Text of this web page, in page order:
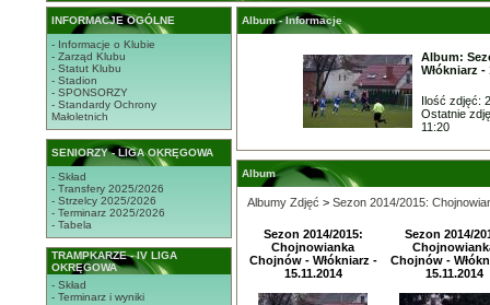
INFORMACJE OGÓLNE
- Informacje o Klubie
- Zarząd Klubu
- Statut Klubu
- Stadion
- SPONSORZY
- Standardy Ochrony
Małoletnich
SENIORZY - LIGA OKRĘGOWA
- Skład
- Transfery 2025/2026
- Strzelcy 2025/2026
- Terminarz 2025/2026
- Tabela
TRAMPKARZE - IV LIGA
OKRĘGOWA
- Skład
- Terminarz i wyniki
Album - Informacje
Album:
Włókniarz -
Ilość zdjęć:
Ostatnie
11:20
Album
Albumy Zdjęć > Sezon 2014/2015:
Sezon 2014/2015:
Chojnowianka
Chojnów - Włókniarz -
15.11.2014
Sezon 2014/
Chojnów -
15.11.2014